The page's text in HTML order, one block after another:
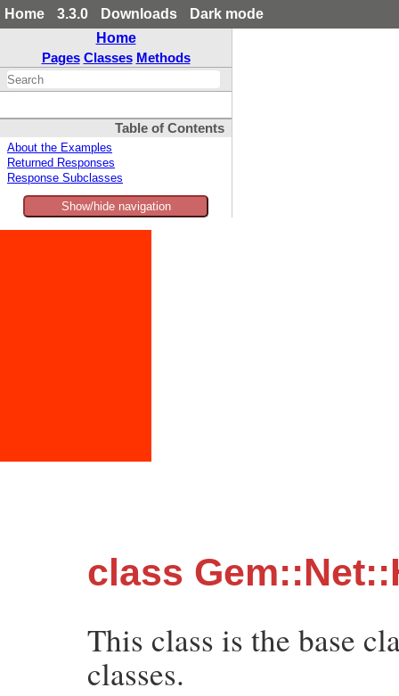
Home 3.3.0 Downloads
Dark mode
Home
Pages Classes Methods
Table of Contents
About the Examples
Returned Responses
Response Subclasses
Show/hide navigation
class
This class is the base
classes.